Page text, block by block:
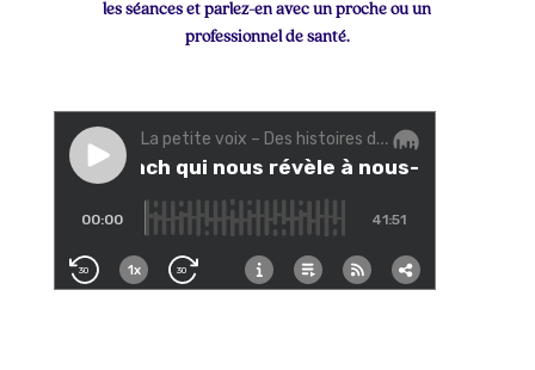
les séances et parlez-en avec un proche ou un
professionnel de santé.